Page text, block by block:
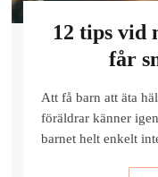
12 tips vid
får
Att få barn att äta
föräldrar känner
barnet helt enkelt